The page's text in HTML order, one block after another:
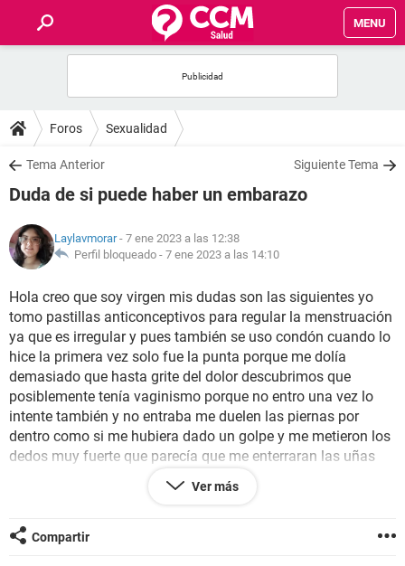
MENU
FOROS
SALUD
NUTRICIÓN
BIENESTAR
SEXUALIDAD
GLOSARIO
Foros Sexualidad
Tema Anterior Siguiente Tema
Duda de si puede haber un embarazo
Laylavmorar- 7 ene 2023 a las 12:38
Perfil bloqueado - 7 ene 2023 a las 14:10
Hola creo que soy virgen mis dudas son las siguientes yo
tomo pastillas anticonceptivos para regular la menstruación
ya que es irregular y pues también se uso condón cuando lo
hice la primera vez solo fue la punta porque me dolía
demasiado que hasta grite del dolor descubrimos que
posiblemente tenía vaginismo porque no entro una vez lo
intente también y no entraba me duelen las piernas por
dentro como si me hubiera dado un golpe y me metieron los
dedos muy fuerte que parecía que me enterraran las uñas
salió el condón y usamos otro pero cuando sentí que no
horas supuestamente tampoco sentí semen pero cuando
Ver más
Compartir